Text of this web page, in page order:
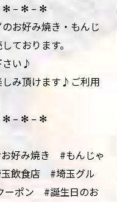
✻ – ✻ – ✻
お好み焼き・もんじ
ております。
さい♪
しみ頂けます♪ご利用
✻ – ✻ – ✻
好み焼き #もんじゃ
飲食店 #埼玉グル
ポン #誕生日のお